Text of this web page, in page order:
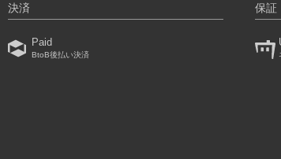
決済
Paid
BtoB後払い決済
保証